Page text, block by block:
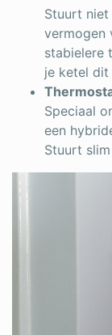
Stuurt
vermogen
stabielere
je ketel dit
Speciaal
een
Stuurt